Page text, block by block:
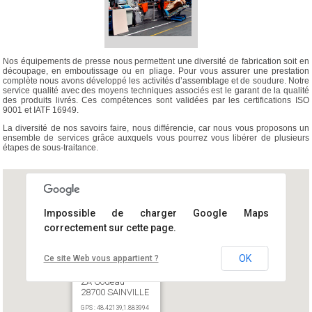
Nos équipements de presse nous permettent une diversité de fabrication soit en
découpage, en emboutissage ou en pliage. Pour vous assurer une prestation
complète nous avons développé les activités d’assemblage et de soudure. Notre
service qualité avec des moyens techniques associés est le garant de la qualité
des produits livrés. Ces compétences sont validées par les certifications ISO
9001 et IATF 16949.
La diversité de nos savoirs faire, nous différencie, car nous vous proposons un
ensemble de services grâce auxquels vous pourrez vous libérer de plusieurs
étapes de sous-traitance.
ZA Godeau
28700 SAINVILLE
GPS : 48.42139,1.883994
Impossible de charger Google Maps
correctement sur cette page.
Ce site Web vous appartient ? OK